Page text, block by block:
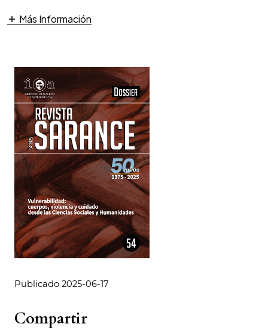
Más Información
Publicado 2025-06-17
Compartir